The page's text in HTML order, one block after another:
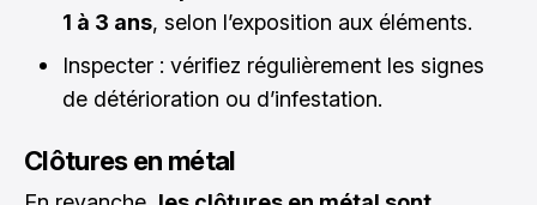
1 à 3 ans, selon l’exposition aux éléments.
Inspecter : vérifiez régulièrement les signes
de détérioration ou d’infestation.
Clôtures en métal